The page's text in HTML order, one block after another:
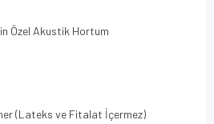
Özel Akustik Hortum
(Lateks ve Fitalat İçermez)